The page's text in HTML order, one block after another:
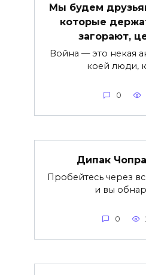
Мы будем
которые
загорают,
Война — это некая
коей люди,
0
Дипак
Пробейтесь через
и вы
0